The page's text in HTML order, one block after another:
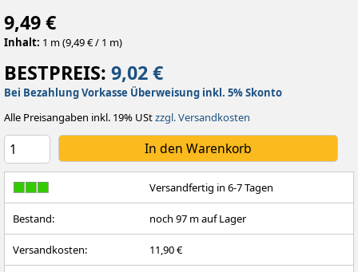
9,49 €
Inhalt: 1 m (9,49 € / 1 m)
BESTPREIS: 9,02 €
Bei Bezahlung Vorkasse Überweisung inkl. 5% Skonto
Alle Preisangaben inkl. 19% UStzzgl. Versandkosten
Versandfertig in 6-7 Tagen
Bestand: noch 97 m auf Lager
Versandkosten: 11,90 €